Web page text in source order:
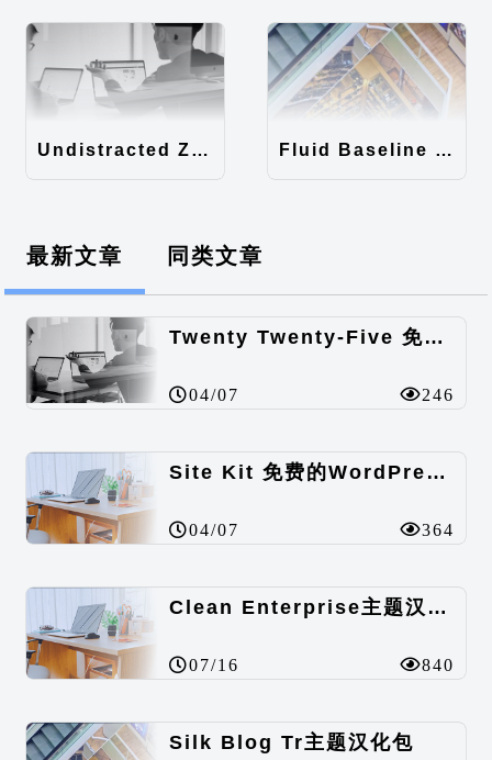
Undistracted Zen主题汉化包 Fluid Baseline Grid主题汉化包
最新文章 同类文章
Twenty Twenty-Five 免费的WordPress内容主题
04/07 246
Site Kit 免费的WordPress数据统计插件
04/07 364
Clean Enterprise主题汉化包
07/16 840
Silk Blog Tr主题汉化包